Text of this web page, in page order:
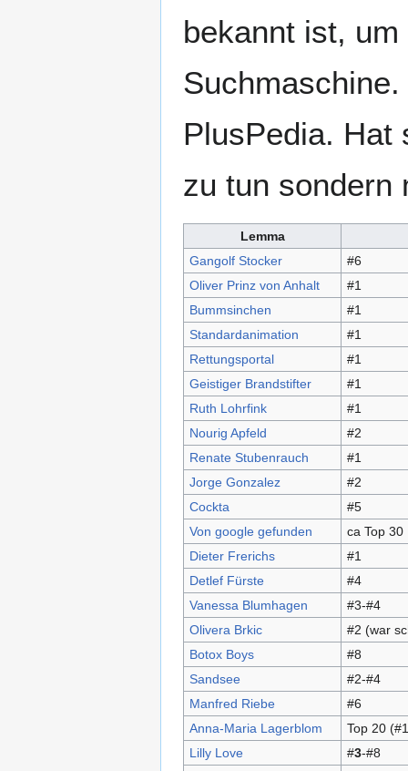
bekannt ist,
PlusPedia. Hat
zu tun sondern
Lemma
Gangolf Stocker‎
#6
Oliver Prinz von Anhalt
#1
Bummsinchen
#1
Standardanimation
#1
Rettungsportal
#1
Geistiger Brandstifter
#1
Ruth Lohrfink
#1
Nourig Apfeld
#2
Renate Stubenrauch
#1
Jorge Gonzalez
#2
Cockta
#5
Von google gefunden
ca Top 30
Dieter Frerichs
#1
Detlef Fürste
#4
Vanessa Blumhagen
#3-#4
Olivera Brkic
#2 (war
Botox Boys
#8
Sandsee
#2-#4
Manfred Riebe
#6
Anna-Maria Lagerblom
Top 20
Lilly Love
#3-#8